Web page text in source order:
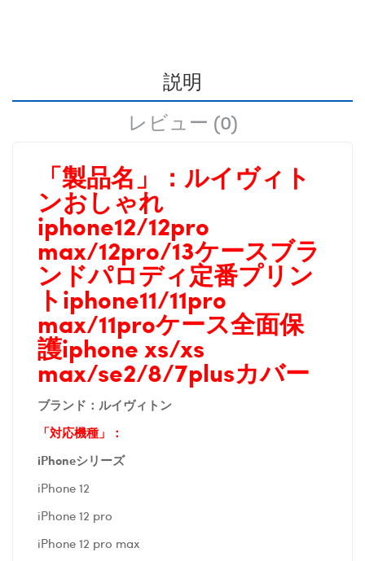
説明
レビュー (0)
「製品名」： ルイヴィト
ンおしゃれ
iphone12/12pro
max/12pro/13ケースブラ
ンドパロディ定番プリン
トiphone11/11pro
max/11proケース全面保
護iphone xs/xs
max/se2/8/7plusカバー
ブランド：ルイヴィトン
「対応機種」：
iPhoneシリーズ
iPhone 12
iPhone 12 pro
iPhone 12 pro max